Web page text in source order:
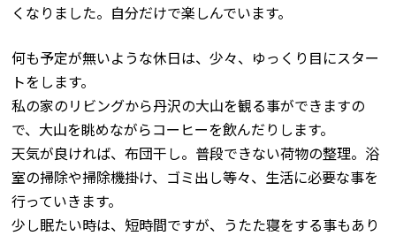
くなりました。自分だけで楽しんでいます。
何も予定が無いような休日は、少々、ゆっくり目にスター
トをします。
私の家のリビングから丹沢の大山を観る事ができますの
で、大山を眺めながらコーヒーを飲んだりします。
天気が良ければ、布団干し。普段できない荷物の整理。浴
室の掃除や掃除機掛け、ゴミ出し等々、生活に必要な事を
行っていきます。
少し眠たい時は、短時間ですが、うたた寝をする事もあり